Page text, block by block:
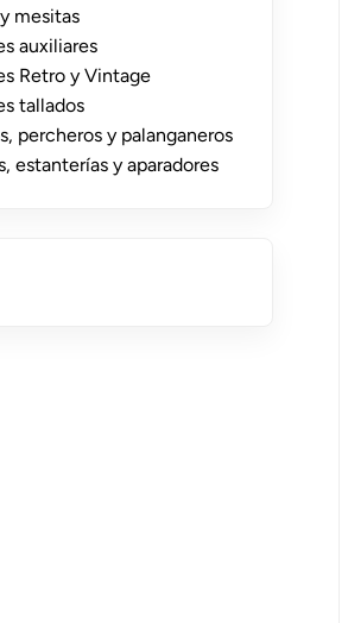
mesitas
auxiliares
Retro y Vintage
tallados
percheros y palanganeros
estanterías y aparadores